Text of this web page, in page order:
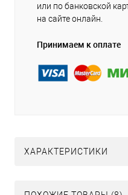
или по банковской
на сайте онлайн.
Принимаем к оплате
ХАРАКТЕРИСТИКИ